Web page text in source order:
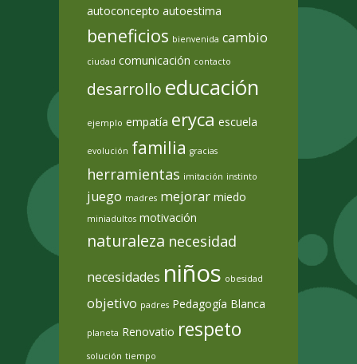
autoconcepto autoestima
beneficios bienvenida cambio
ciudad comunicación contacto
desarrollo educación
ejemplo empatía eryca escuela
evolución familia gracias
herramientas imitación instinto
juego madres mejorar miedo
miniadultos motivación
naturaleza necesidad
necesidades niños obesidad
objetivo padres Pedagogía Blanca
planeta Renovatio respeto
solución tiempo